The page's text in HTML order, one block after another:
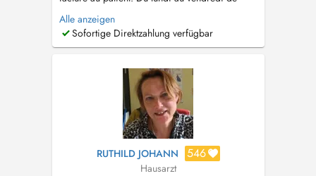
20:00 à 24:00 h, et les weekends et jours
fériés de 8:00 à 24:00 h, vous pouvez
consulter un médecin généraliste sans RDV à la
Luxembourg. Urgences et nuit : Tél : 112...
Alle anzeigen
Sofortige Direktzahlung verfügbar
RUTHILD JOHANN 546
Hausarzt